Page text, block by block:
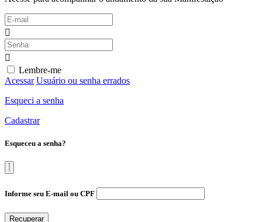
Lembre-me
Acessar Usuário ou senha errados
Esqueci a senha
Cadastrar
Esqueceu a senha?
Informe seu E-mail ou CPF
Recuperar